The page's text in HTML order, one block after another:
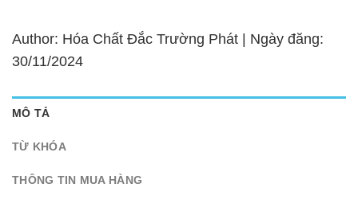
Author: Hóa Chất Đắc Trường Phát | Ngày đăng:
30/11/2024
MÔ TẢ
TỪ KHÓA
THÔNG TIN MUA HÀNG